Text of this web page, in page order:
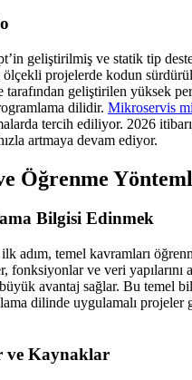
geliştirilmiş ve statik tip
projelerde kodun
tarafından geliştirilen yüksek
dilidir. Mikroservis
tercih ediliyor. 2026
artmaya devam ediyor.
Öğrenme
Bilgisi Edinmek
adım, temel kavramları
fonksiyonlar ve veri yapılarını
avantaj sağlar. Bu temel
dilinde uygulamalı projeler
ve Kaynaklar